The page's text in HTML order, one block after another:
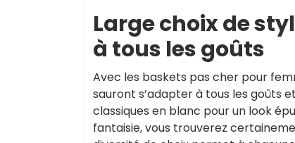
Large choix de
à tous les goûts
Avec les baskets pas cher pour
sauront s’adapter à tous les goûts
classiques en blanc pour un look
fantaisie, vous trouverez